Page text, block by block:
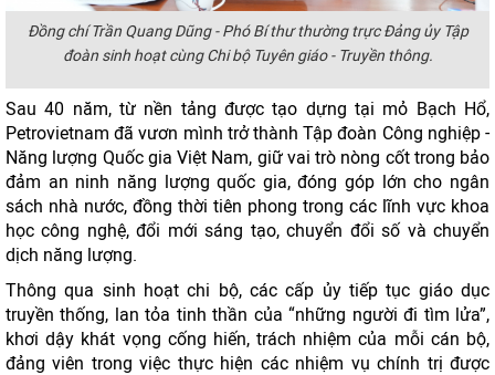
Đồng chí Trần Quang Dũng - Phó Bí thư thường trực Đảng ủy Tập
đoàn sinh hoạt cùng Chi bộ Tuyên giáo - Truyền thông.
Sau 40 năm, từ nền tảng được tạo dựng tại mỏ Bạch Hổ,
Petrovietnam đã vươn mình trở thành Tập đoàn Công nghiệp -
Năng lượng Quốc gia Việt Nam, giữ vai trò nòng cốt trong bảo
đảm an ninh năng lượng quốc gia, đóng góp lớn cho ngân
sách nhà nước, đồng thời tiên phong trong các lĩnh vực khoa
học công nghệ, đổi mới sáng tạo, chuyển đổi số và chuyển
dịch năng lượng.
Thông qua sinh hoạt chi bộ, các cấp ủy tiếp tục giáo dục
truyền thống, lan tỏa tinh thần của “những người đi tìm lửa”,
khơi dậy khát vọng cống hiến, trách nhiệm của mỗi cán bộ,
đảng viên trong việc thực hiện các nhiệm vụ chính trị được